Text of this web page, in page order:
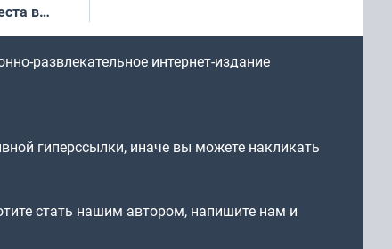
в
развлекательное интернет-издание
гиперссылки, иначе вы можете накликать
стать нашим автором, напишите нам и